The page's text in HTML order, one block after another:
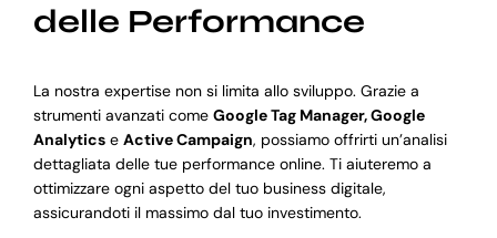
delle Performance
La nostra expertise non si limita allo sviluppo. Grazie a
strumenti avanzati come Google Tag Manager, Google
Analyticse Active Campaign, possiamo offrirti un’analisi
dettagliata delle tue performance online. Ti aiuteremo a
ottimizzare ogni aspetto del tuo business digitale,
assicurandoti il massimo dal tuo investimento.